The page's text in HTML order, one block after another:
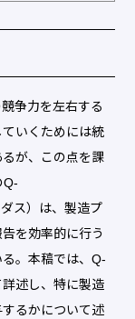
争力を左右する
いくためには統
が、この点を課
Q-
ス）は、製造プ
を効率的に行う
。本稿では、Q-
述し、特に製造
るかについて述